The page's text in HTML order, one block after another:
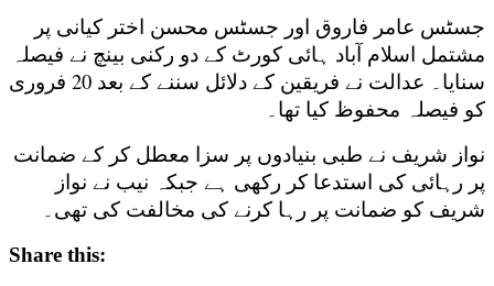
جسٹس عامر فاروق اور جسٹس محسن اختر کیانی پر
مشتمل اسلام آباد ہائی کورٹ کے دو رکنی بینچ نے فیصلہ
سنایا۔ عدالت نے فریقین کے دلائل سننے کے بعد 20 فروری
کو فیصلہ محفوظ کیا تھا۔
نواز شریف نے طبی بنیادوں پر سزا معطل کر کے ضمانت
پر رہائی کی استدعا کر رکھی ہے جبکہ نیب نے نواز
شریف کو ضمانت پر رہا کرنے کی مخالفت کی تھی۔
Share this: